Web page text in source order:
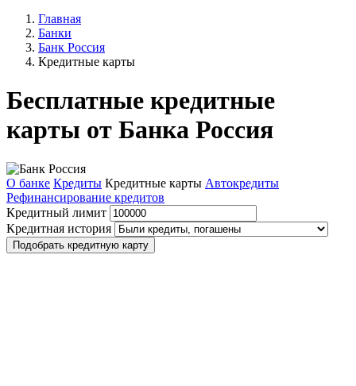
Главная
Банки
Банк Россия
Кредитные карты
Бесплатные кредитные
карты от Банка Россия
О банке Кредиты Кредитные карты Автокредиты
Рефинансирование кредитов
Кредитный лимит
Кредитная история
Подобрать кредитную карту